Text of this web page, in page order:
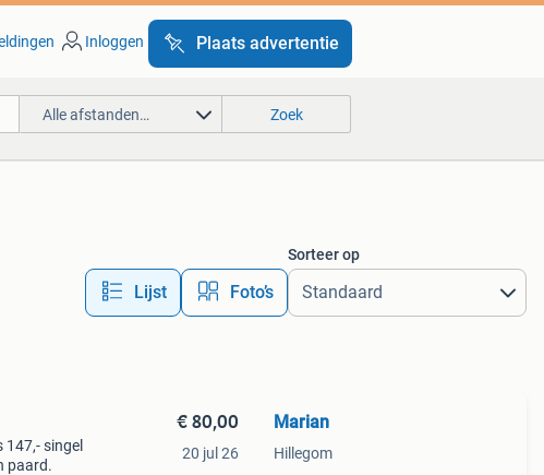
Inloggen Plaats advertentie
Alle afstanden… Zoek
Lijst Foto’s
Sorteer op
singel
paard.
€ 80,00
20 jul 26
Marian
Hillegom